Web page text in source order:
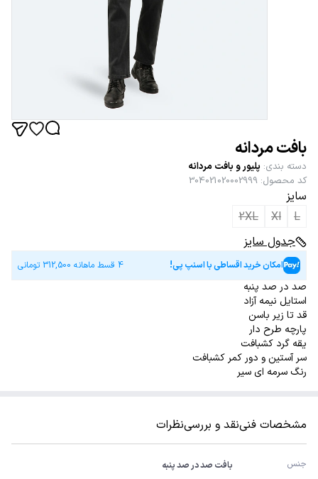
بافت مردانه
دسته بندی: پلیور و بافت مردانه
کد محصول:
304021020002999
سایز
L
Xl
2XL
جدول سایز
امکان خرید اقساطی با اسنپ پی! 4 قسط ماهانه 312,500 تومانی
صد در صد پنبه
استایل نیمه آزاد
قد تا زیر باسن
پارچه طرح دار
یقه گرد کشبافت
سر آستین و دور کمر کشبافت
رنگ سرمه ای سیر
مشخصات فنینقد و بررسینظرات
جنس بافت صد در صد پنبه